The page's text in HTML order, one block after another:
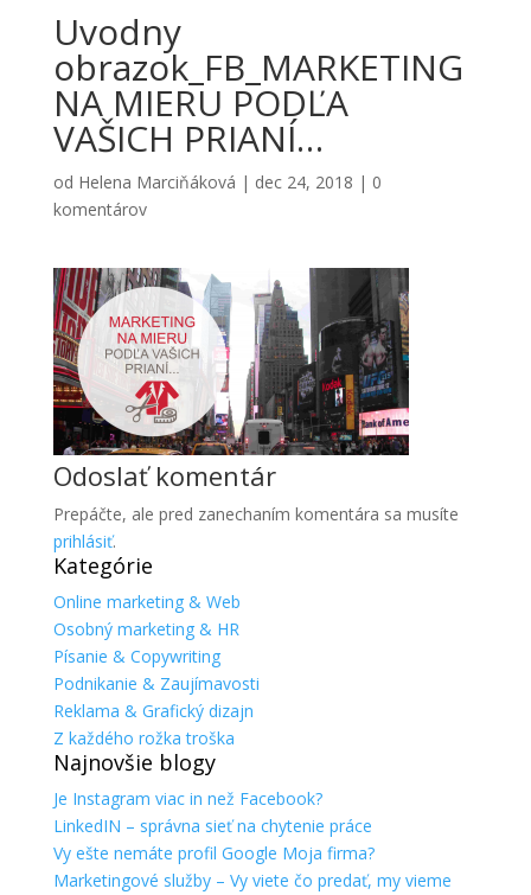
Uvodny
obrazok_FB_MARKETING
NA MIERU PODĽA
VAŠICH PRIANÍ…
od Helena Marciňáková | dec 24, 2018 | 0
komentárov
Odoslať komentár
Prepáčte, ale pred zanechaním komentára sa musíte
prihlásiť.
Kategórie
Online marketing & Web
Osobný marketing & HR
Písanie & Copywriting
Podnikanie & Zaujímavosti
Reklama & Grafický dizajn
Z každého rožka troška
Najnovšie blogy
Je Instagram viac in než Facebook?
LinkedIN – správna sieť na chytenie práce
Vy ešte nemáte profil Google Moja firma?
Marketingové služby – Vy viete čo predať, my vieme